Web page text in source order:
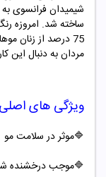
شیمیدان فرانسوی به
ساخته شد. امروزه
75 درصد از زنان
مردان به دنبال این
ویژگی های اصلی
🔷موثر در سلامت مو
🔷موجب درخشنده